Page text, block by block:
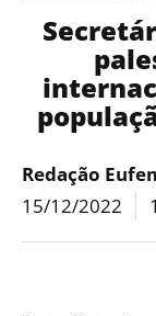
Redação
15/12/2022